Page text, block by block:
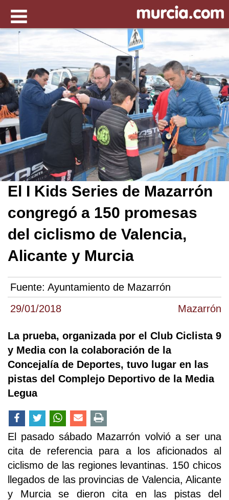
29/01/2018 Mazarrón
El I Kids Series de Mazarrón
congregó a 150 promesas
del ciclismo de Valencia,
Alicante y Murcia
Fuente: Ayuntamiento de Mazarrón
La prueba, organizada por el Club Ciclista 9
y Media con la colaboración de la
Concejalía de Deportes, tuvo lugar en las
pistas del Complejo Deportivo de la Media
Legua
El pasado sábado Mazarrón volvió a ser una
cita de referencia para a los aficionados al
ciclismo de las regiones levantinas. 150 chicos
llegados de las provincias de Valencia, Alicante
y Murcia se dieron cita en las pistas del